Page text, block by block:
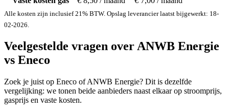
Alle kosten zijn inclusief 21% BTW. Opslag leverancier laatst bijgewerkt: 18-
02-2026.
Veelgestelde vragen over ANWB Energie
vs Eneco
Zoek je juist op Eneco of ANWB Energie? Dit is dezelfde
vergelijking: we tonen beide aanbieders naast elkaar op stroomprijs,
gasprijs en vaste kosten.